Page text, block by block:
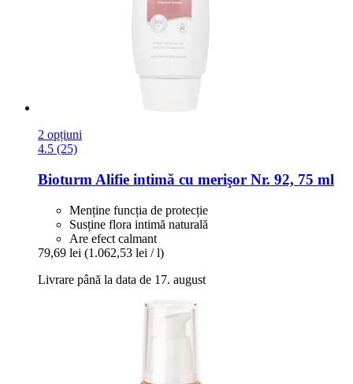
2 opțiuni
4.5 (25)
Bioturm Alifie intimă cu merişor Nr. 92, 75 ml
Menține funcția de protecție
Susține flora intimă naturală
Are efect calmant
79,69 lei (1.062,53 lei / l)
Livrare până la data de 17. august